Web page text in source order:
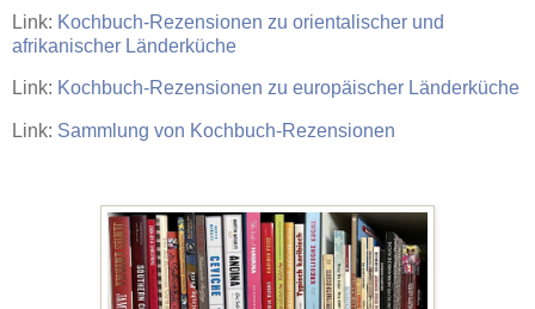
Link: Kochbuch-Rezensionen zu orientalischer und
afrikanischer Länderküche
Link: Kochbuch-Rezensionen zu europäischer Länderküche
Link: Sammlung von Kochbuch-Rezensionen